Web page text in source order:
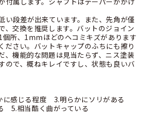
い段差が出来ています。また、先角が僅
、交換を推奨します。バットのジョイン
個所、1mmほどのヘコミキズがあります
ださい。バットキャップのふちにも擦り
、機能的な問題は見当たらず、ニス塗装
ので、概ねキレイですし、状態も良いバ
感じる程度 3.明らかにソリがある
5.相当酷く曲がっている